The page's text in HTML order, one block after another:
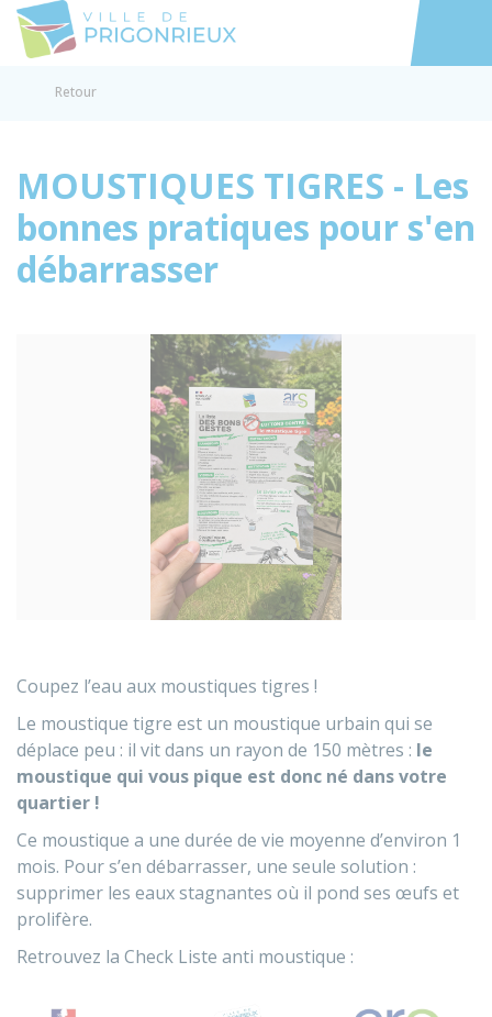
Accéder
Retour
MOUSTIQUES TIGRES - Les
bonnes pratiques pour s'en
débarrasser
Coupez l’eau aux moustiques tigres !
Le moustique tigre est un moustique urbain qui se
déplace peu : il vit dans un rayon de 150 mètres : le
moustique qui vous pique est donc né dans votre
quartier !
Ce moustique a une durée de vie moyenne d’environ 1
mois. Pour s’en débarrasser, une seule solution :
supprimer les eaux stagnantes où il pond ses œufs et
prolifère.
Retrouvez la Check Liste anti moustique :